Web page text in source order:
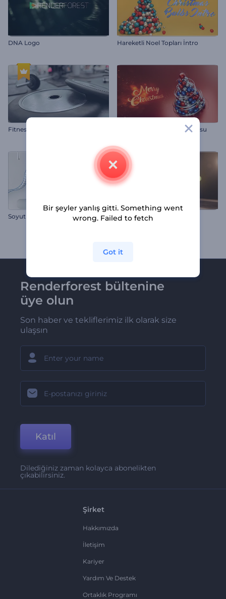
DNA Logo Hareketli Noel Topları İntro
Fitness Logosu Animasyonu Noel Ağacı Süsü Giriş Videosu
Soyut Geometri Logo Altın Kupa Ödülü Tanıtımı
Renderforest bültenine
üye olun
Son haber ve tekliflerimiz ilk olarak size
ulaşsın
Katıl
Dilediğiniz zaman kolayca abonelikten
çıkabilirsiniz.
Şirket
Hakkımızda
İletişim
Kariyer
Yardım Ve Destek
Ortaklık Programı
Bir şeyler yanlış gitti. Something went
wrong. Failed to fetch
Got it